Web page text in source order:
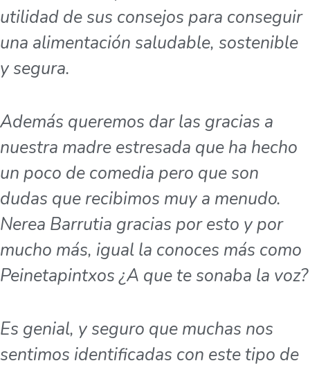
utilidad de sus consejos para conseguir
una alimentación saludable, sostenible
y segura.
Además queremos dar las gracias a
nuestra madre estresada que ha hecho
un poco de comedia pero que son
dudas que recibimos muy a menudo.
Nerea Barrutia gracias por esto y por
mucho más, igual la conoces más como
Peinetapintxos ¿A que te sonaba la voz?
Es genial, y seguro que muchas nos
sentimos identificadas con este tipo de